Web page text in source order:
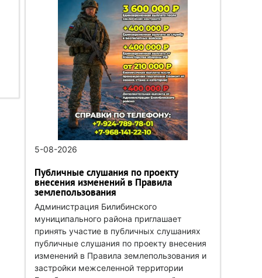
5-08-2026
Публичные слушания по проекту
внесения изменений в Правила
землепользования
Администрация Билибинского
муниципального района приглашает
принять участие в публичных слушаниях
публичные слушания по проекту внесения
изменений в Правила землепользования и
застройки межселенной территории